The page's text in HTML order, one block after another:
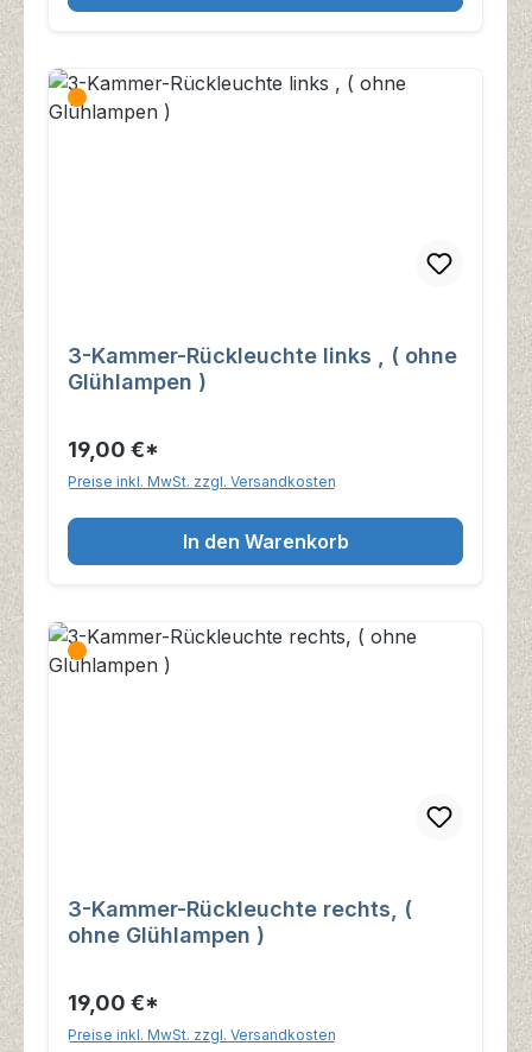
3-Kammer-Rückleuchte links , ( ohne
Glühlampen )
19,00 €*
Preise inkl. MwSt. zzgl. Versandkosten
In den Warenkorb
3-Kammer-Rückleuchte rechts, (
ohne Glühlampen )
19,00 €*
Preise inkl. MwSt. zzgl. Versandkosten